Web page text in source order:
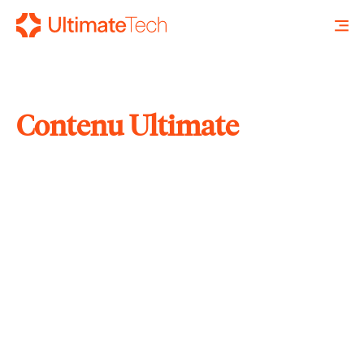
Contenu Ultimate